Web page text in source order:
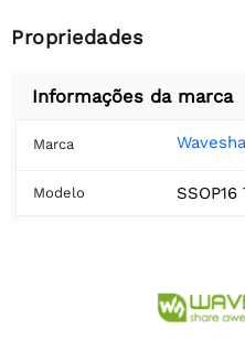
Propriedades
Informações da marca
Marca
Modelo SSOP16